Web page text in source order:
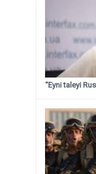
“Eyni taleyi